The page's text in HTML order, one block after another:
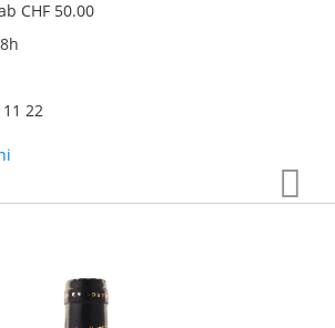
CHF 50.00
22
Inhalt